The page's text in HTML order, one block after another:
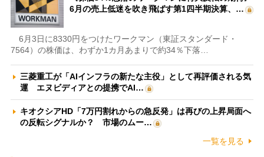
6月の売上低迷を吹き飛ばす第1四半期決算、…
6月3日に8330円をつけたワークマン（東証スタンダード・
7564）の株価は、わずか1カ月あまりで約34％下落…
三菱重工が「AIインフラの新たな主役」として再評価される気
運 エヌビディアとの提携でAI…
キオクシアHD「7万円割れからの急反発」は再びの上昇局面へ
の反転シグナルか？ 市場のムー…
一覧を見る